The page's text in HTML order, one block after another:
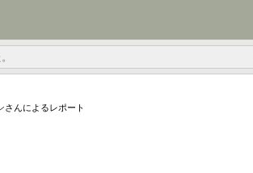
さんによるレポート